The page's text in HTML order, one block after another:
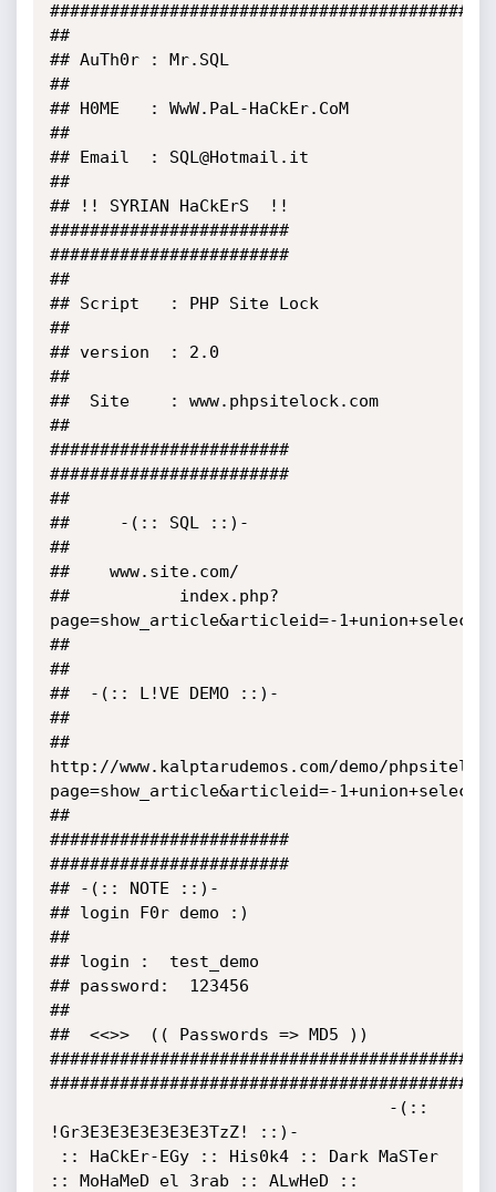
##
## AuTh0r : Mr.SQL
##
## H0ME   : WwW.PaL-HaCkEr.CoM
##
## Email  : SQL@Hotmail.it
##
## !! SYRIAN HaCkErS  !!
########################
########################
##
## Script   : PHP Site Lock
##
## version  : 2.0
##
##  Site    : www.phpsitelock.com
##
########################
########################
##
##     -(:: SQL ::)-
##
##    www.site.com/
##           index.php?
page=show_article&articleid=-
##
##
##  -(:: L!VE DEMO ::)-
##
##
http://www.kalptarudemos.com/demo/
page=show_article&articleid=-
##
########################
########################
## -(:: NOTE ::)-
## login F0r demo :)
##
## login :  test_demo
## password:  123456
##
##  <<>>  (( Passwords => MD5 ))
!Gr3E3E3E3E3E3E3TzZ! ::)-
:: MoHaMeD el 3rab :: ALwHeD ::